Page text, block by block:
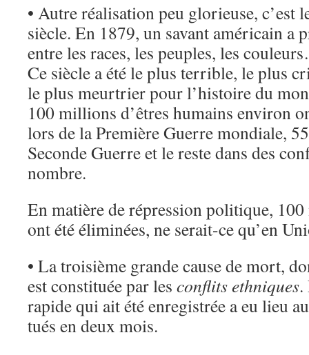
• Autre réalisation peu glorieuse, c’est
siècle. En 1879, un savant américain a
entre les races, les peuples, les
Ce siècle a été le plus terrible, le plus
le plus meurtrier pour l’histoire du
100 millions d’êtres humains environ
lors de la Première Guerre mondiale,
Seconde Guerre et le reste dans des
nombre.
En matière de répression politique,
ont été éliminées, ne serait-ce qu’en
• La troisième grande cause de mort,
est constituée par les conflits ethniques.
rapide qui ait été enregistrée a eu lieu
tués en deux mois.